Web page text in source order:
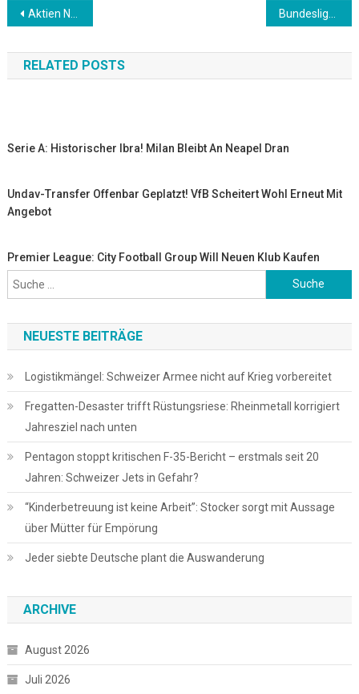
Beitrags-
Navigation
Aktien New York Schluss: Fest – Dow wieder über 34 000 Punkten
RELATED POSTS
Serie A: Historischer Ibra! Milan Bleibt An Neapel Dran
Undav-Transfer Offenbar Geplatzt! VfB Scheitert Wohl Erneut Mit
Angebot
Premier League: City Football Group Will Neuen Klub Kaufen
Suche
nach:
NEUESTE BEITRÄGE
Logistikmängel: Schweizer Armee nicht auf Krieg vorbereitet
Fregatten-Desaster trifft Rüstungsriese: Rheinmetall korrigiert
Jahresziel nach unten
Pentagon stoppt kritischen F-35-Bericht – erstmals seit 20
Jahren: Schweizer Jets in Gefahr?
“Kinderbetreuung ist keine Arbeit”: Stocker sorgt mit Aussage
über Mütter für Empörung
Jeder siebte Deutsche plant die Auswanderung
ARCHIVE
August 2026
Juli 2026